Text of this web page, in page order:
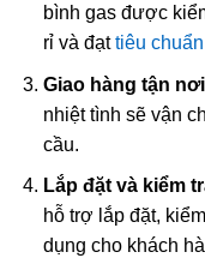
bình gas được
rỉ và đạttiêu chuẩn
Giao hàng tận nơi
nhiệt tình sẽ vận
cầu.
Lắp đặt và kiểm
hỗ trợ lắp đặt,
dụng cho khách